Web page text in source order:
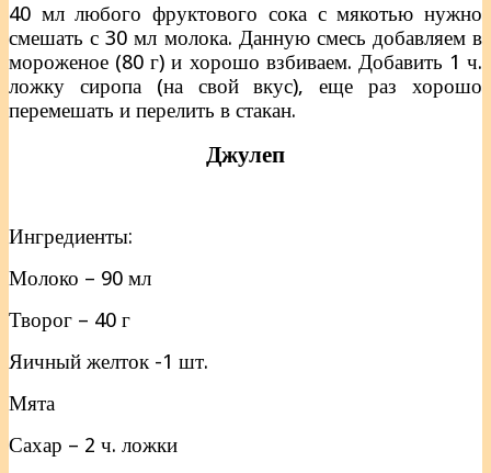
40 мл любого фруктового сока с мякотью нужно
смешать с 30 мл молока. Данную смесь добавляем в
мороженое (80 г) и хорошо взбиваем. Добавить 1 ч.
ложку сиропа (на свой вкус), еще раз хорошо
перемешать и перелить в стакан.
Джулеп
Ингредиенты:
Молоко – 90 мл
Творог – 40 г
Яичный желток -1 шт.
Мята
Сахар – 2 ч. ложки